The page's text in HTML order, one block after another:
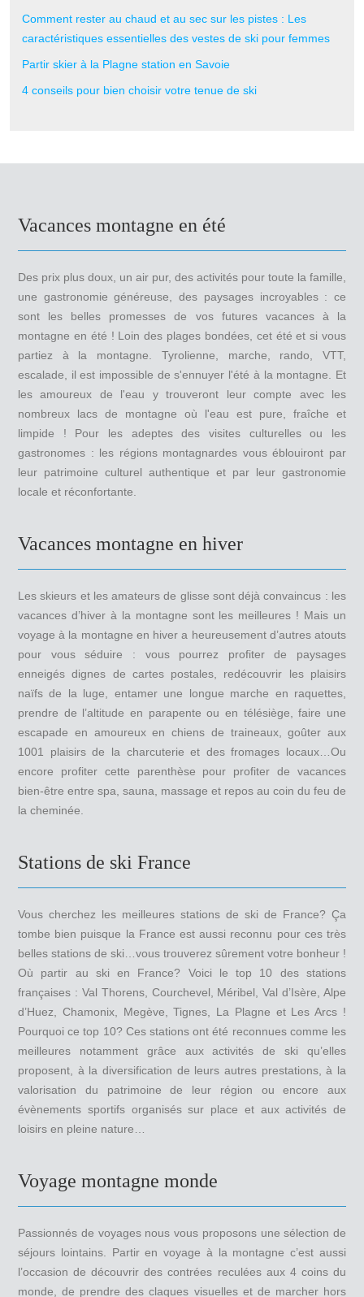
Comment rester au chaud et au sec sur les pistes : Les
caractéristiques essentielles des vestes de ski pour femmes
Partir skier à la Plagne station en Savoie
4 conseils pour bien choisir votre tenue de ski
Vacances montagne en été
Des prix plus doux, un air pur, des activités pour toute la famille,
une gastronomie généreuse, des paysages incroyables : ce
sont les belles promesses de vos futures vacances à la
montagne en été ! Loin des plages bondées, cet été et si vous
partiez à la montagne. Tyrolienne, marche, rando, VTT,
escalade, il est impossible de s'ennuyer l'été à la montagne. Et
les amoureux de l'eau y trouveront leur compte avec les
nombreux lacs de montagne où l'eau est pure, fraîche et
limpide ! Pour les adeptes des visites culturelles ou les
gastronomes : les régions montagnardes vous éblouiront par
leur patrimoine culturel authentique et par leur gastronomie
locale et réconfortante.
Vacances montagne en hiver
Les skieurs et les amateurs de glisse sont déjà convaincus : les
vacances d’hiver à la montagne sont les meilleures ! Mais un
voyage à la montagne en hiver a heureusement d’autres atouts
pour vous séduire : vous pourrez profiter de paysages
enneigés dignes de cartes postales, redécouvrir les plaisirs
naïfs de la luge, entamer une longue marche en raquettes,
prendre de l’altitude en parapente ou en télésiège, faire une
escapade en amoureux en chiens de traineaux, goûter aux
1001 plaisirs de la charcuterie et des fromages locaux…Ou
encore profiter cette parenthèse pour profiter de vacances
bien-être entre spa, sauna, massage et repos au coin du feu de
la cheminée.
Stations de ski France
Vous cherchez les meilleures stations de ski de France? Ça
tombe bien puisque la France est aussi reconnu pour ces très
belles stations de ski…vous trouverez sûrement votre bonheur !
Où partir au ski en France? Voici le top 10 des stations
françaises : Val Thorens, Courchevel, Méribel, Val d’Isère, Alpe
d’Huez, Chamonix, Megève, Tignes, La Plagne et Les Arcs !
Pourquoi ce top 10? Ces stations ont été reconnues comme les
meilleures notamment grâce aux activités de ski qu’elles
proposent, à la diversification de leurs autres prestations, à la
valorisation du patrimoine de leur région ou encore aux
évènements sportifs organisés sur place et aux activités de
loisirs en pleine nature…
Voyage montagne monde
Passionnés de voyages nous vous proposons une sélection de
séjours lointains. Partir en voyage à la montagne c’est aussi
l’occasion de découvrir des contrées reculées aux 4 coins du
monde, de prendre des claques visuelles et de marcher hors